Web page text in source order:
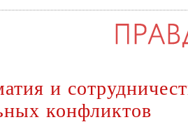
и
конфликтов